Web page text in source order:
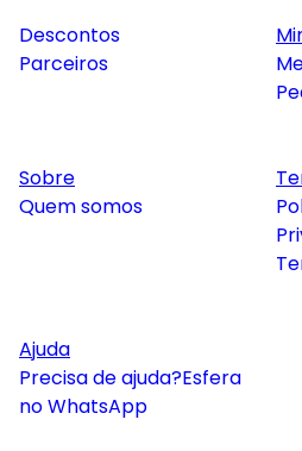
Descontos
Parceiros
Sobre
Quem somos
Ajuda
Precisa de ajuda?Esfera
no WhatsApp